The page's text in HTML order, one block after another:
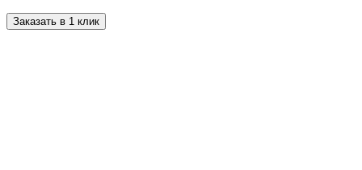
Заказать в 1 клик